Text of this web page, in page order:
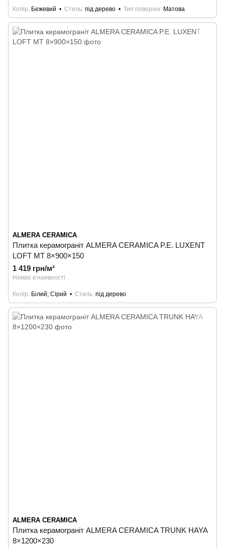
Колір Бежевий Стиль під дерево Тип поверхні Матова
ALMERA CERAMICA
Плитка керамограніт ALMERA CERAMICA P.E. LUXENT
LOFT MT 8×900×150
1 419 грн/м²
Немає в наявності
Колір Білий; Сірий Стиль під дерево
ALMERA CERAMICA
Плитка керамограніт ALMERA CERAMICA TRUNK HAYA
8×1200×230